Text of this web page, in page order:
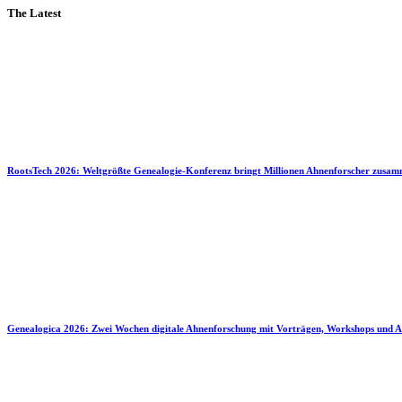
The Latest
RootsTech 2026: Weltgrößte Genealogie-Konferenz bringt Millionen Ahnenforscher
Genealogica 2026: Zwei Wochen digitale Ahnenforschung mit Vorträgen, Workshops und